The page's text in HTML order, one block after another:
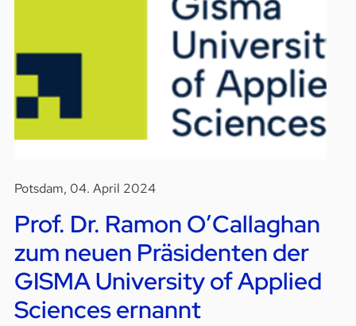
Potsdam, 04. April 2024
Prof. Dr. Ramon O’Callaghan
zum neuen Präsidenten der
GISMA University of Applied
Sciences ernannt